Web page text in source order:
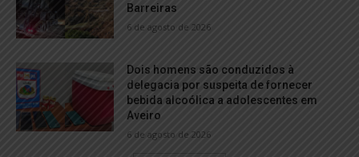
Barreiras
6 de agosto de 2026
Dois homens são conduzidos à
delegacia por suspeita de fornecer
bebida alcoólica a adolescentes em
Aveiro
6 de agosto de 2026